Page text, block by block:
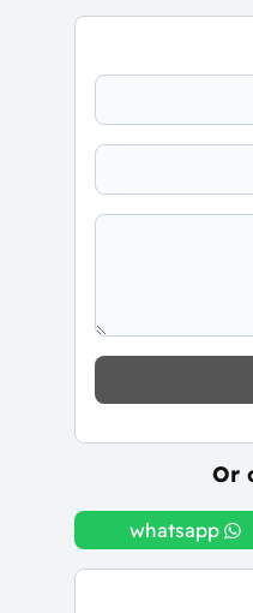
Or
whatsapp